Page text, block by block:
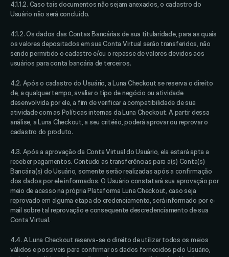
4.1.1.2. Caso tais documentos não sejam anexados, o cadastro do
Usuário não será concluído.
4.1.2. Os dados das Contas Bancárias de sua titularidade, para as quais
os valores depositados em sua Conta Virtual serão transferidos, não
sendo permitido o cadastro e/ou o repasse de valores devidos aos
usuários para conta bancária de terceiros.
4.2. Após o cadastro do Usuário, a Luna Checkout se reserva o direito
de, a qualquer tempo, avaliar o tipo de negócio ou atividade
desenvolvida por ele, a fim de verificar a compatibilidade de sua
atividade com as Políticas internas da Luna Checkout. A partir dessa
análise, a Luna Checkout, a seu critério, poderá aprovar ou reprovar o
cadastro do produto.
4.3. Após a aprovação da Conta Virtual do Usuário, ela estará apta a
receber pagamentos. Contudo as transferências para a(s) Conta(s)
Bancária(s) do Usuário, somente serão realizadas após a confirmação
dos dados por ele informados. O Usuário constatará sua aprovação por
meio de acesso na própria Plataforma Luna Checkout, caso seja
reprovado em alguma etapa do credenciamento, será informado por e-
mail sobre tal reprovação e consequente descredenciamento de sua
Conta Virtual.
4.4. A Luna Checkout reserva-se o direito de utilizar todos os meios
válidos e possíveis para confirmar os dados fornecidos pelo Usuário,